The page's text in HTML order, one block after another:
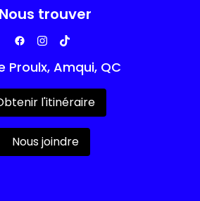
Nous trouver
Proulx, Amqui, QC
l'itinéraire
Nous joindre